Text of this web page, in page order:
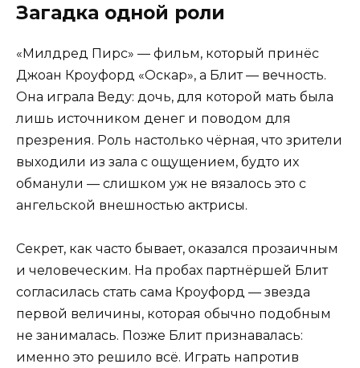
Загадка одной роли
«Милдред Пирс» — фильм, который принёс
Джоан Кроуфорд «Оскар», а Блит — вечность.
Она играла Веду: дочь, для которой мать была
лишь источником денег и поводом для
презрения. Роль настолько чёрная, что зрители
выходили из зала с ощущением, будто их
обманули — слишком уж не вязалось это с
ангельской внешностью актрисы.
Секрет, как часто бывает, оказался прозаичным
и человеческим. На пробах партнёршей Блит
согласилась стать сама Кроуфорд — звезда
первой величины, которая обычно подобным
не занималась. Позже Блит признавалась:
именно это решило всё. Играть напротив